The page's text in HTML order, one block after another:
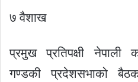
७ वैशाख
प्रमुख प्रतिपक्षी नेपाली
गण्डकी प्रदेशसभाको